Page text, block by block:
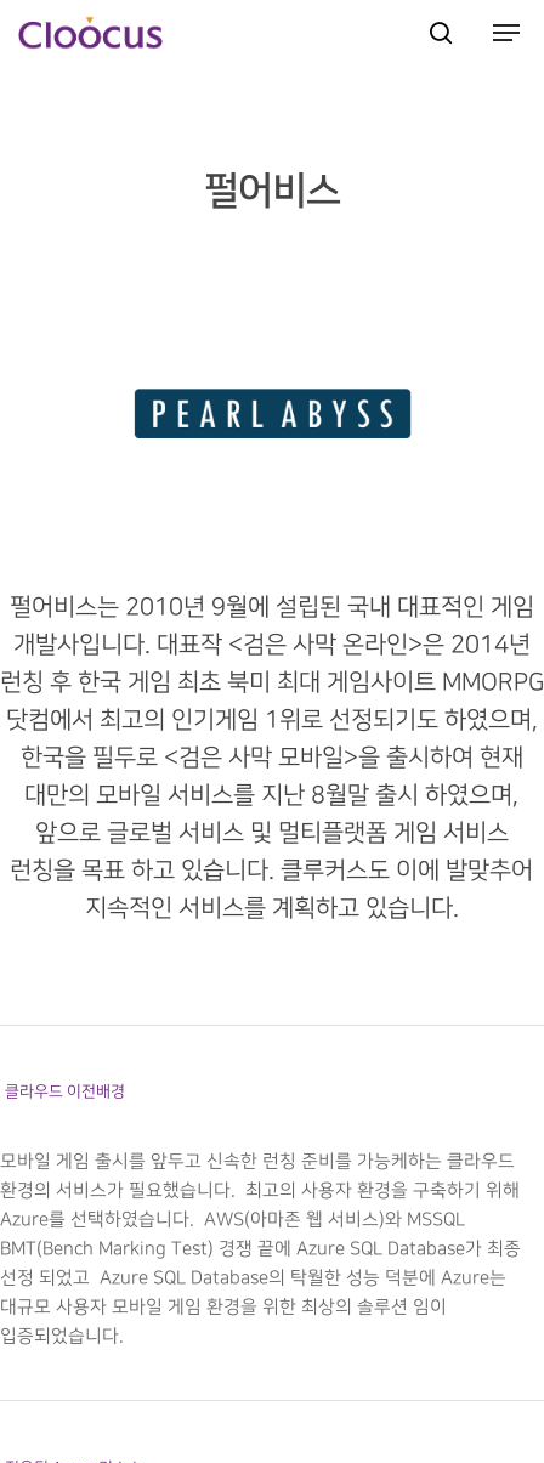
펄어비스
펄어비스는 2010년 9월에 설립된 국내 대표적인 게임
개발사입니다. 대표작 <검은 사막 온라인>은 2014년
런칭 후 한국 게임 최초 북미 최대 게임사이트 MMORPG
닷컴에서 최고의 인기게임 1위로 선정되기도 하였으며,
한국을 필두로 <검은 사막 모바일>을 출시하여 현재
대만의 모바일 서비스를 지난 8월말 출시 하였으며,
앞으로 글로벌 서비스 및 멀티플랫폼 게임 서비스
런칭을 목표 하고 있습니다. 클루커스도 이에 발맞추어
지속적인 서비스를 계획하고 있습니다.
클라우드 이전배경
모바일 게임 출시를 앞두고 신속한 런칭 준비를 가능케하는 클라우드
환경의 서비스가 필요했습니다. 최고의 사용자 환경을 구축하기 위해
Azure를 선택하였습니다. AWS(아마존 웹 서비스)와 MSSQL
BMT(Bench Marking Test) 경쟁 끝에 Azure SQL Database가 최종
선정 되었고 Azure SQL Database의 탁월한 성능 덕분에 Azure는
대규모 사용자 모바일 게임 환경을 위한 최상의 솔루션 임이
입증되었습니다.